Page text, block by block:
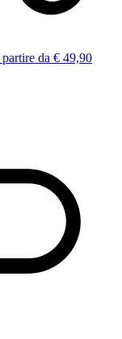
partire da € 49,90